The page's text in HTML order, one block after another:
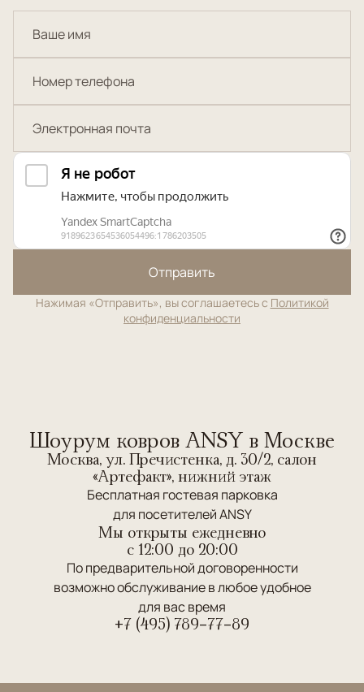
Отправить
Нажимая «Отправить», вы соглашаетесь с Политикой
конфиденциальности
Шоурум ковров ANSY в Москве
Москва, ул. Пречистенка, д. 30/2, салон
«Артефакт», нижний этаж
Бесплатная гостевая парковка
для посетителей ANSY
Мы открыты ежедневно
c 12:00 до 20:00
По предварительной договоренности
возможно обслуживание в любое удобное
для вас время
+7 (495) 789-77-89